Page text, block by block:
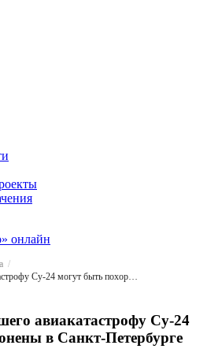
онлайн
Пилоты потерпевшего авиакатастрофу Су-24 могут быть похоронены в Санкт-Петербурге
авиакатастрофу Су-24
в Санкт-Петербурге